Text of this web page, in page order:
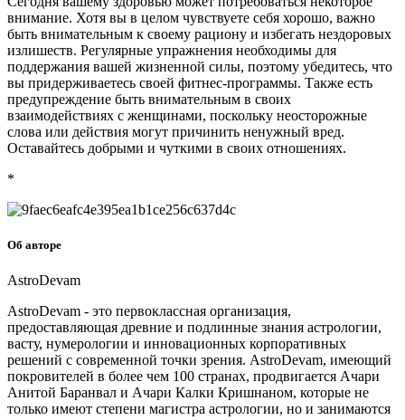
внимание. Хотя вы в целом чувствуете себя хорошо, важно
быть внимательным к своему рациону и избегать нездоровых
излишеств. Регулярные упражнения необходимы для
поддержания вашей жизненной силы, поэтому убедитесь, что
вы придерживаетесь своей фитнес-программы. Также есть
предупреждение быть внимательным в своих
взаимодействиях с женщинами, поскольку неосторожные
слова или действия могут причинить ненужный вред.
Оставайтесь добрыми и чуткими в своих отношениях.
*
Об авторе
AstroDevam
AstroDevam - это первоклассная организация,
предоставляющая древние и подлинные знания астрологии,
васту, нумерологии и инновационных корпоративных
решений с современной точки зрения. AstroDevam, имеющий
покровителей в более чем 100 странах, продвигается Ачари
Анитой Баранвал и Ачари Калки Кришнаном, которые не
только имеют степени магистра астрологии, но и занимаются